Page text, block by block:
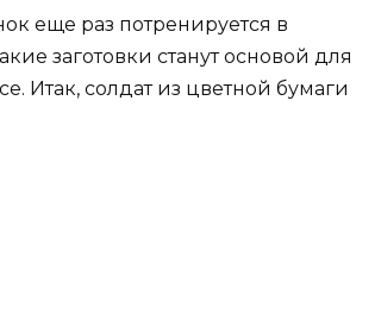
еще раз потренируется в
заготовки станут основой для
Итак, солдат из цветной бумаги